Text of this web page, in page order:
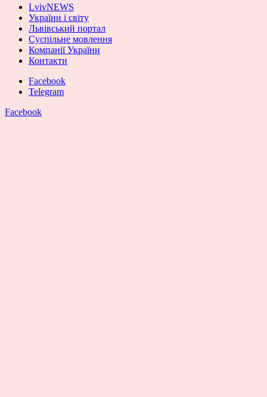
LvivNEWS
України і світу
Львівський портал
Суспільне мовлення
Компанії України
Контакти
Facebook
Telegram
Facebook